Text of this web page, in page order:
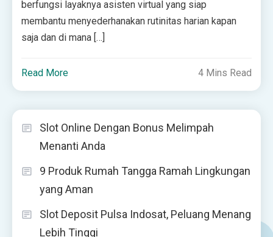
berfungsi layaknya asisten virtual yang siap
membantu menyederhanakan rutinitas harian kapan
saja dan di mana […]
Read More 4 Mins Read
Slot Online Dengan Bonus Melimpah
Menanti Anda
9 Produk Rumah Tangga Ramah Lingkungan
yang Aman
Slot Deposit Pulsa Indosat, Peluang Menang
Lebih Tinggi